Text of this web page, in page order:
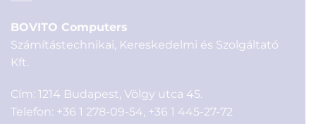
BOVITO Computers
Számítástechnikai, Kereskedelmi és Szolgáltató
Kft.
Cím: 1214 Budapest, Völgy utca 45.
Telefon: +36 1 278-09-54, +36 1 445-27-72